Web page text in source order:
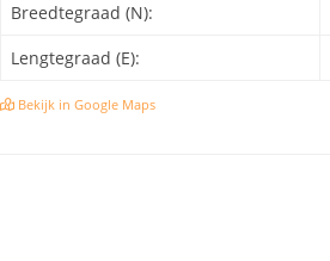
Breedtegraad (N):
Lengtegraad (E):
Bekijk in Google Maps